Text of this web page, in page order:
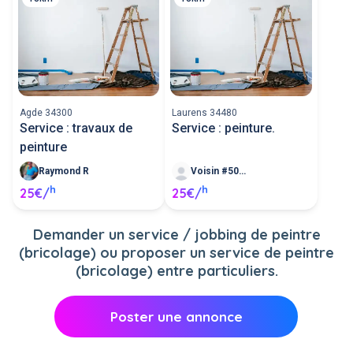
Agde 34300
Service : travaux de
peinture
Raymond R
25€/h
Laurens 34480
Service : peinture.
Voisin #508050
25€/h
Demander un service / jobbing de peintre
(bricolage) ou proposer un service de peintre
(bricolage) entre particuliers.
Poster une annonce